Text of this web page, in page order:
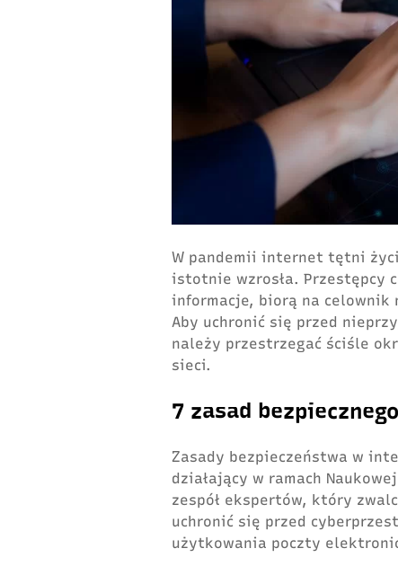
W pandemii internet tętni
istotnie wzrosła. Przestępcy
informacje, biorą na
Aby uchronić się przed
należy przestrzegać ściśle
sieci.
7 zasad
Zasady bezpieczeństwa w
działający w ramach
zespół ekspertów, który
uchronić się przed
użytkowania poczty